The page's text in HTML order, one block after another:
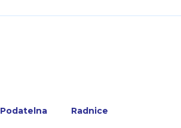
Podatelna Radnice